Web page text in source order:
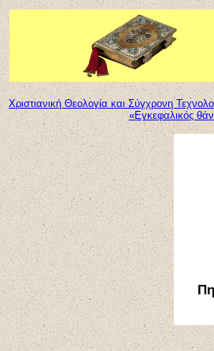
Χριστιανική Θεολογία και Σύγχρονη
«Εγκεφαλικός